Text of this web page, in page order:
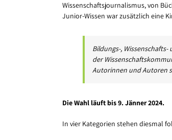
Wissenschaftsjournalismus, von
Junior-Wissen war zusätzlich eine
Bildungs-,
der
Autorinnen und Autoren
Die Wahl läuft bis 9. Jänner 2024.
In vier Kategorien stehen diesmal